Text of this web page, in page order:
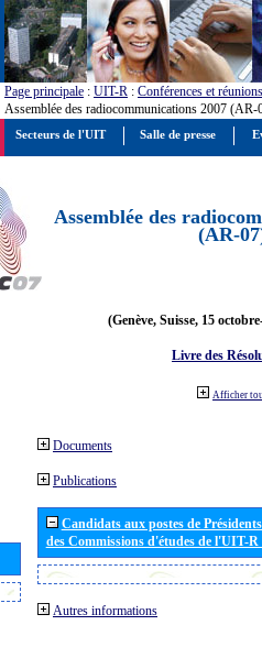
Page principale : UIT-R : Conférences et réunions
Assemblée des radiocommunications 2007 (AR-
Assemblée des
(AR-
(Genève, Suisse, 15
Livre des
Afficher
Documents
Publications
Candidats aux postes de
des Commissions d'études de l'UIT-
Autres informations
Secteurs de l'UIT Salle de presse